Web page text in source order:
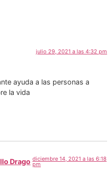
julio 29, 2021 a las 4:32 pm
ayuda a las personas a
la vida
Drago diciembre 14, 2021 a las 6:18
pm